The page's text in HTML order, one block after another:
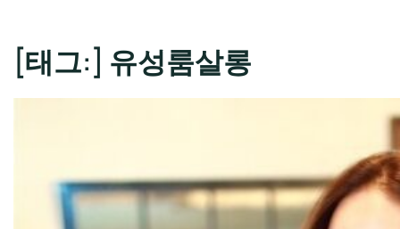
[태그:] 유성룸살롱